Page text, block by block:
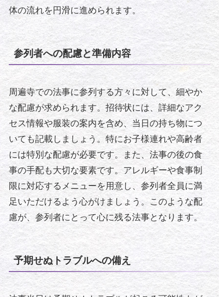
体の流れを円滑に進められます。
参列者への配慮と準備内容
周遍寺での法事に参列する方々に対して、細やか
な配慮が求められます。招待状には、詳細なアク
セス情報や服装の案内を含め、当日の持ち物につ
いても記載しましょう。特にお子様連れや高齢者
には特別な配慮が必要です。また、法事の後の食
事の手配も大切な要素です。アレルギーや食事制
限に対応するメニューを用意し、参列者全員に満
足いただけるよう心がけましょう。このような配
慮が、参列者にとって心に残る法事となります。
予期せぬトラブルへの備え